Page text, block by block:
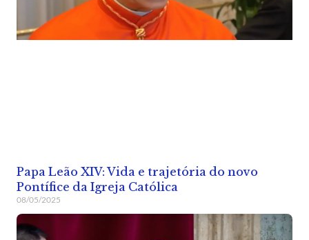
Papa Leão XIV: Vida e trajetória do novo
Pontífice da Igreja Católica
08/05/2025